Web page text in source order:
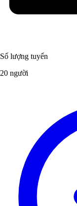
Số lượng tuyển
20 người